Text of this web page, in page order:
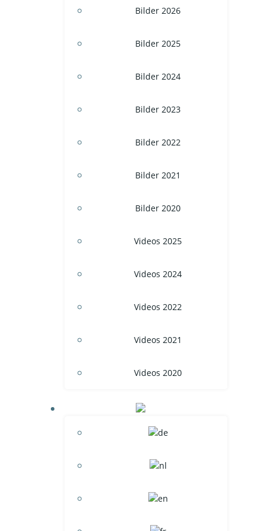
Bilder 2026
Bilder 2025
Bilder 2024
Bilder 2023
Bilder 2022
Bilder 2021
Bilder 2020
Videos 2025
Videos 2024
Videos 2022
Videos 2021
Videos 2020